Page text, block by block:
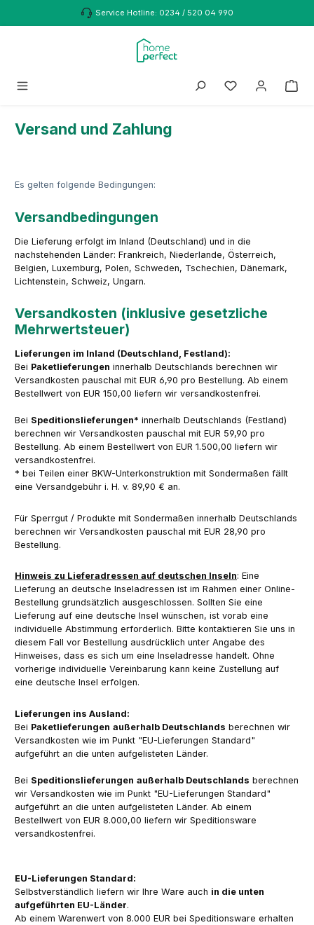
Zum Hauptinhalt springenService Hotline: 0234 / 520 04 990
Du hast 0
Versand und Zahlung
Es gelten folgende Bedingungen:
Versandbedingungen
Die Lieferung erfolgt im Inland (Deutschland) und in die
nachstehenden Länder: Frankreich, Niederlande, Österreich,
Belgien, Luxemburg, Polen, Schweden, Tschechien, Dänemark,
Lichtenstein, Schweiz, Ungarn.
Versandkosten (inklusive gesetzliche
Mehrwertsteuer)
Lieferungen im Inland (Deutschland, Festland):
Bei Paketlieferungen innerhalb Deutschlands berechnen wir
Versandkosten pauschal mit EUR 6,90 pro Bestellung. Ab einem
Bestellwert von EUR 150,00 liefern wir versandkostenfrei.
Bei Speditionslieferungen* innerhalb Deutschlands (Festland)
berechnen wir Versandkosten pauschal mit EUR 59,90 pro
Bestellung. Ab einem Bestellwert von EUR 1.500,00 liefern wir
versandkostenfrei.
* bei Teilen einer BKW-Unterkonstruktion mit Sondermaßen fällt
eine Versandgebühr i. H. v. 89,90 € an.
Für Sperrgut / Produkte mit Sondermaßen innerhalb Deutschlands
berechnen wir Versandkosten pauschal mit EUR 28,90 pro
Bestellung.
Hinweis zu Lieferadressen auf deutschen Inseln: Eine
Lieferung an deutsche Inseladressen ist im Rahmen einer Online-
Bestellung grundsätzlich ausgeschlossen. Sollten Sie eine
Lieferung auf eine deutsche Insel wünschen, ist vorab eine
individuelle Abstimmung erforderlich. Bitte kontaktieren Sie uns in
diesem Fall vor Bestellung ausdrücklich unter Angabe des
Hinweises, dass es sich um eine Inseladresse handelt. Ohne
vorherige individuelle Vereinbarung kann keine Zustellung auf
eine deutsche Insel erfolgen.
Lieferungen ins Ausland:
Bei Paketlieferungen außerhalb Deutschlands berechnen wir
Versandkosten wie im Punkt "EU-Lieferungen Standard"
aufgeführt an die unten aufgelisteten Länder.
Bei Speditionslieferungen außerhalb Deutschlands berechnen
wir Versandkosten wie im Punkt "EU-Lieferungen Standard"
aufgeführt an die unten aufgelisteten Länder. Ab einem
Bestellwert von EUR 8.000,00 liefern wir Speditionsware
versandkostenfrei.
EU-Lieferungen Standard:
Selbstverständlich liefern wir Ihre Ware auch in die unten
aufgeführten EU-Länder.
Ab einem Warenwert von 8.000 EUR bei Speditionsware erhalten